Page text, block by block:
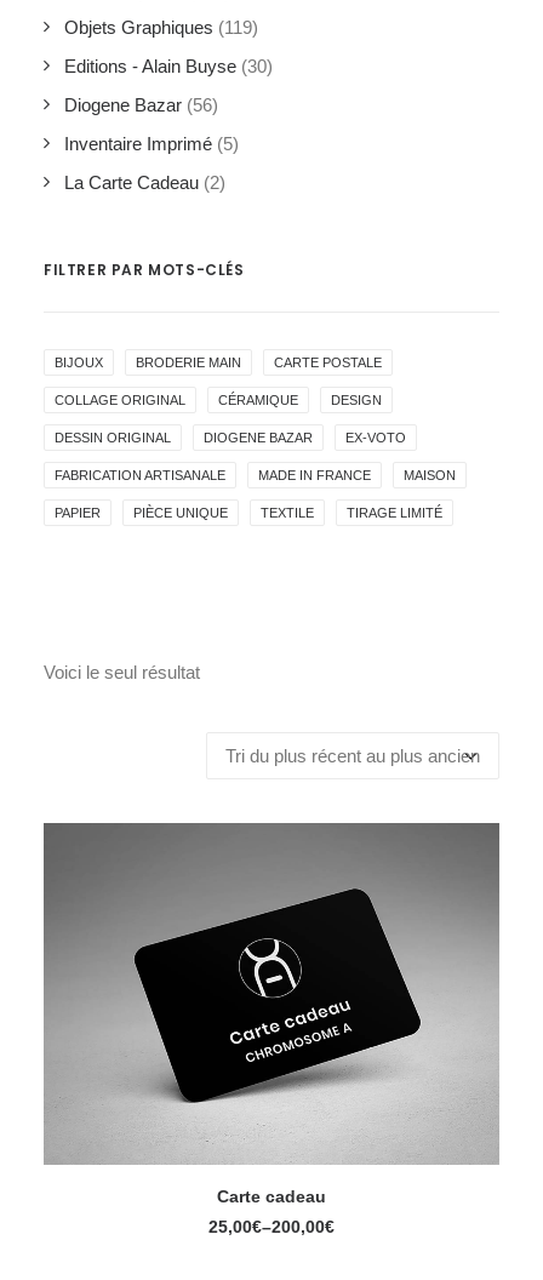
Objets Graphiques (119)
Editions - Alain Buyse (30)
Diogene Bazar (56)
Inventaire Imprimé (5)
La Carte Cadeau (2)
FILTRER PAR MOTS-CLÉS
BIJOUX BRODERIE MAIN CARTE POSTALE
COLLAGE ORIGINAL CÉRAMIQUE DESIGN
DESSIN ORIGINAL DIOGENE BAZAR EX-VOTO
FABRICATION ARTISANALE MADE IN FRANCE MAISON
PAPIER PIÈCE UNIQUE TEXTILE TIRAGE LIMITÉ
Voici le seul résultat
Carte cadeau
25,00€–200,00€